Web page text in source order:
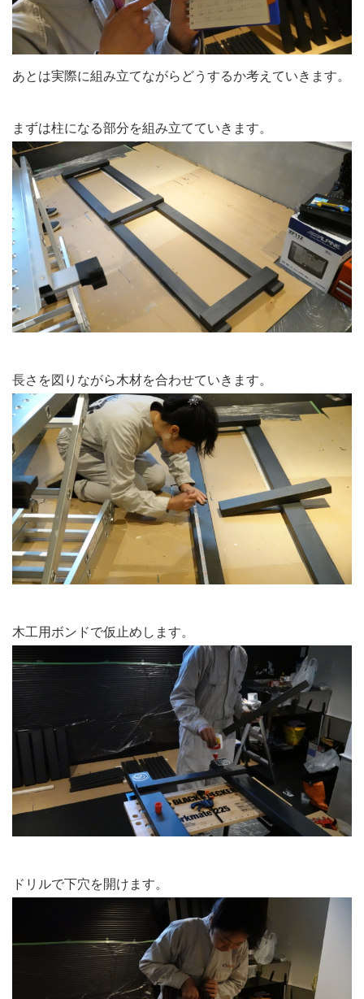
あとは実際に組み立てながらどうするか考えていきます。
まずは柱になる部分を組み立てていきます。
長さを図りながら木材を合わせていきます。
木工用ボンドで仮止めします。
ドリルで下穴を開けます。